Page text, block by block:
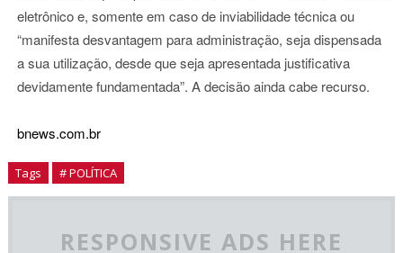
eletrônico e, somente em caso de inviabilidade técnica ou
“manifesta desvantagem para administração, seja dispensada
a sua utilização, desde que seja apresentada justificativa
devidamente fundamentada”. A decisão ainda cabe recurso.
bnews.com.br
Tags # POLÍTICA
RESPONSIVE ADS HERE